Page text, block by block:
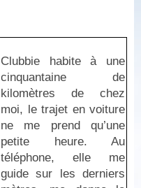
Clubbie habite à une
cinquantaine de
kilomètres de chez
moi, le trajet en voiture
ne me prend qu’une
petite heure. Au
téléphone, elle me
guide sur les derniers